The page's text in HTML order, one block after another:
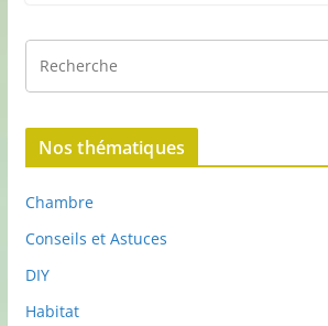
Nos thématiques
Chambre
Conseils et Astuces
DIY
Habitat